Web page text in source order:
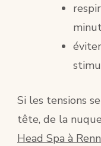
Si les tensions
tête, de la
Head Spa à